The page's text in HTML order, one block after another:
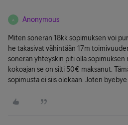
A Anonymous
Miten soneran 18kk sopimuksen voi
he takasivat vähintään 17m
soneran yhteyskin piti olla
kokoajan se on silti 50€ maksanut.
sopimusta ei siis olekaan. Joten byebye